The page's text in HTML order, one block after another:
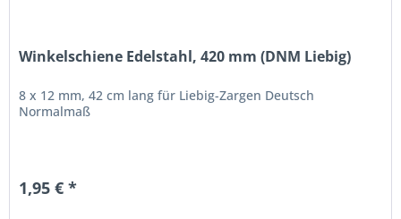
Winkelschiene Edelstahl, 420 mm (DNM Liebig)
8 x 12 mm, 42 cm lang für Liebig-Zargen Deutsch
Normalmaß
1,95 € *